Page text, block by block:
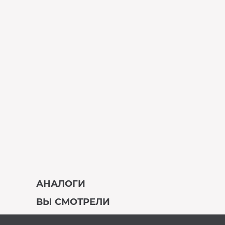
АНАЛОГИ
ВЫ СМОТРЕЛИ